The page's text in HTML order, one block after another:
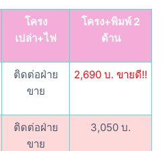
โครง
เปล่า+ไฟ
โครง+พิมพ์ 2
ด้าน
ติดต่อฝ่าย
ขาย
2,690 บ. ขายดี!!
ติดต่อฝ่าย
ขาย
3,050 บ.